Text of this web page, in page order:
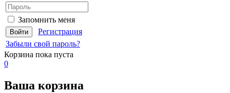
Запомнить меня
Регистрация
Забыли свой пароль?
Корзина пока пуста
0
Ваша корзина